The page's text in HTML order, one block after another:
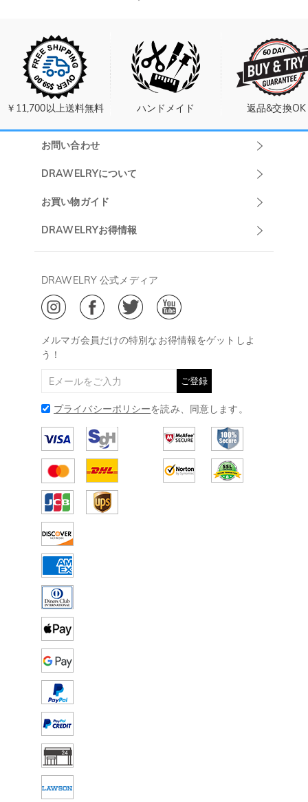
￥11,700以上送料無料 ハンドメイド 返品&交換OK
お問い合わせ
DRAWELRYについて
DRAWELRYについて
ご利用規約
ご特定商取引法に基づく表示
お買い物ガイド
発送について
ジュエリーお手入れ
Drawelry Blog
DRAWELRYお得情報
会員・ポイントについて
メルマガ会員だけの特別なお得情報をゲットしよ
う！
ご登録
プライバシーポリシーを読み、同意します。
DRAWELRY 公式メディア